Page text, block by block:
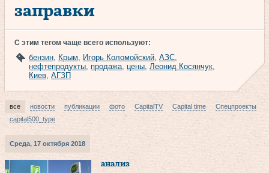
заправки
С этим тегом чаще всего используют:
бензин, Крым, Игорь Коломойский, АЗС,
нефтепродукты, продажа, цены, Леонид Косянчук,
Киев, АГЗП
все новости публикации фото CapitalTV Capital time
Спецпроекты
capital500_type
Среда, 17 октября 2018
анализ